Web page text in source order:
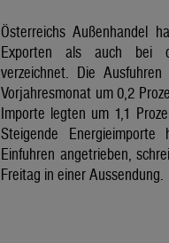
Österreichs Außenhandel
Exporten als auch bei
verzeichnet. Die
Vorjahresmonat um 0,2
Importe legten um 1,1
Steigende
Einfuhren angetrieben,
Freitag in einer Aussendung.